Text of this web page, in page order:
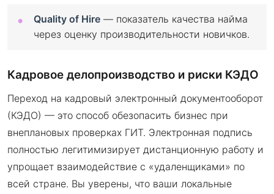
Quality of Hire — показатель качества найма
через оценку производительности новичков.
Кадровое делопроизводство и риски КЭДО
Переход на кадровый электронный документооборот
(КЭДО) — это способ обезопасить бизнес при
внеплановых проверках ГИТ. Электронная подпись
полностью легитимизирует дистанционную работу и
упрощает взаимодействие с «удаленщиками» по
всей стране. Вы уверены, что ваши локальные